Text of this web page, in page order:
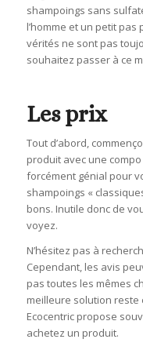
shampoings sans
l’homme et un petit
vérités ne sont pas
souhaitez passer à ce
Les prix
Tout d’abord,
produit avec une
forcément génial pour
shampoings «
bons. Inutile donc de
voyez.
N’hésitez pas à
Cependant, les avis
pas toutes les mêmes
meilleure solution
Ecocentric propose
achetez un produit.